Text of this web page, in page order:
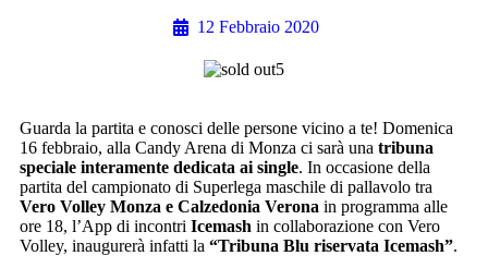
12 Febbraio 2020
Guarda la partita e conosci delle persone vicino a te! Domenica
16 febbraio, alla Candy Arena di Monza ci sarà una tribuna
speciale interamente dedicata ai single. In occasione della
partita del campionato di Superlega maschile di pallavolo tra
Vero Volley Monza e Calzedonia Verona in programma alle
ore 18, l’App di incontri Icemash in collaborazione con Vero
Volley, inaugurerà infatti la “Tribuna Blu riservata Icemash”.